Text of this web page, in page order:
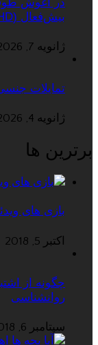
بیش‌فعال (ADHD) برای والدین
ژانویه 7, 2026
تمایلات
ژانویه 4, 2026
برترین ها
بازی های
اکتبر 5, 2018
چگونه از
روانشناسی
سپتامبر 6, 2018